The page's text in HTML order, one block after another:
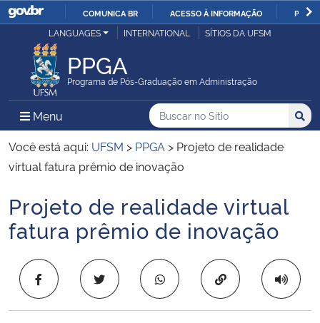
IR
COMUNICA BR ACESSO À INFORMAÇÃO
Ministério da Justiça e Segurança Pública
Ministério da Defesa
Ministério das Relações Exteriores
Ministério da Infraestrutura
Ministério da Educação
LANGUAGES INTERNATIONAL SÍTIOS DA UFSM
PPGA
Programa de Pós-Graduação em Administração
Menu Menu Principal do Sítio
Busca
Buscar no no Sítio
Busca:
Você está aqui: UFSM > PPGA > Projeto de realidade
virtual fatura prêmio de inovação
Início do conteúdo
Projeto de realidade virtual
fatura prêmio de inovação
Copiar para área